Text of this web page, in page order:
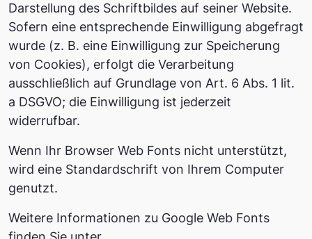
Darstellung des Schriftbildes auf seiner Website.
Sofern eine entsprechende Einwilligung abgefragt
wurde (z. B. eine Einwilligung zur Speicherung
von Cookies), erfolgt die Verarbeitung
ausschließlich auf Grundlage von Art. 6 Abs. 1 lit.
a DSGVO; die Einwilligung ist jederzeit
widerrufbar.
Wenn Ihr Browser Web Fonts nicht unterstützt,
wird eine Standardschrift von Ihrem Computer
genutzt.
Weitere Informationen zu Google Web Fonts